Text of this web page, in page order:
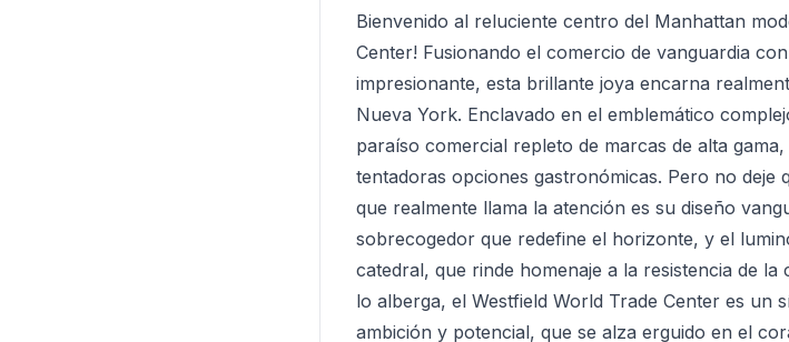
Bienvenido al reluciente centro del Manhattan
Center! Fusionando el comercio de vanguardia
impresionante, esta brillante joya encarna
Nueva York. Enclavado en el emblemático
paraíso comercial repleto de marcas de alta
tentadoras opciones gastronómicas. Pero no deje
que realmente llama la atención es su diseño
sobrecogedor que redefine el horizonte, y el
catedral, que rinde homenaje a la resistencia de la
lo alberga, el Westfield World Trade Center es un
ambición y potencial, que se alza erguido en el